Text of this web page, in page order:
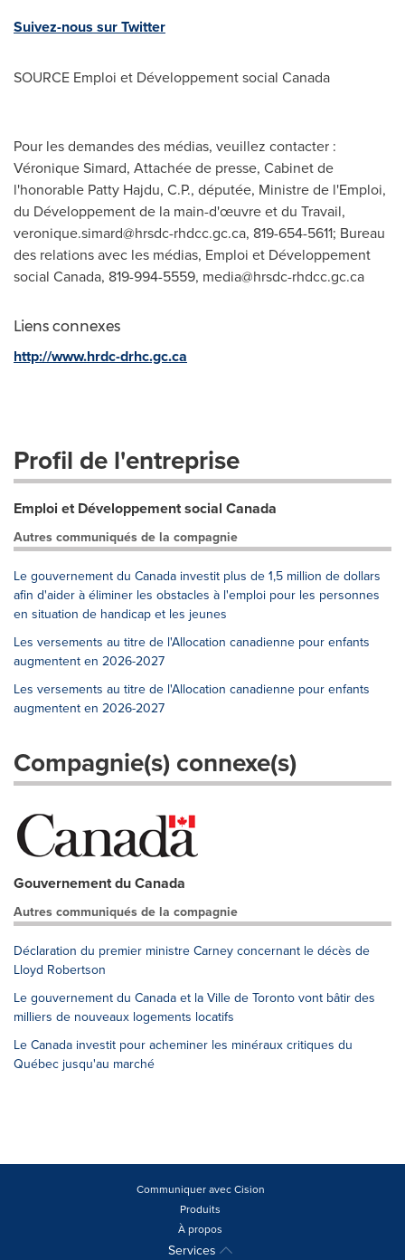
Suivez-nous sur Twitter
SOURCE Emploi et Développement social Canada
Pour les demandes des médias, veuillez contacter :
Véronique Simard, Attachée de presse, Cabinet de
l'honorable Patty Hajdu, C.P., députée, Ministre de l'Emploi,
du Développement de la main-d'œuvre et du Travail,
veronique.simard@hrsdc-rhdcc.gc.ca, 819-654-5611; Bureau
des relations avec les médias, Emploi et Développement
social Canada, 819-994-5559, media@hrsdc-rhdcc.gc.ca
Liens connexes
http://www.hrdc-drhc.gc.ca
Profil de l'entreprise
Emploi et Développement social Canada
Autres communiqués de la compagnie
Le gouvernement du Canada investit plus de 1,5 million de dollars
afin d'aider à éliminer les obstacles à l'emploi pour les personnes
en situation de handicap et les jeunes
Les versements au titre de l'Allocation canadienne pour enfants
augmentent en 2026-2027
Les versements au titre de l'Allocation canadienne pour enfants
augmentent en 2026-2027
Compagnie(s) connexe(s)
Gouvernement du Canada
Autres communiqués de la compagnie
Déclaration du premier ministre Carney concernant le décès de
Lloyd Robertson
Le gouvernement du Canada et la Ville de Toronto vont bâtir des
milliers de nouveaux logements locatifs
Le Canada investit pour acheminer les minéraux critiques du
Québec jusqu'au marché
Communiquer avec Cision
Produits
À propos
Services